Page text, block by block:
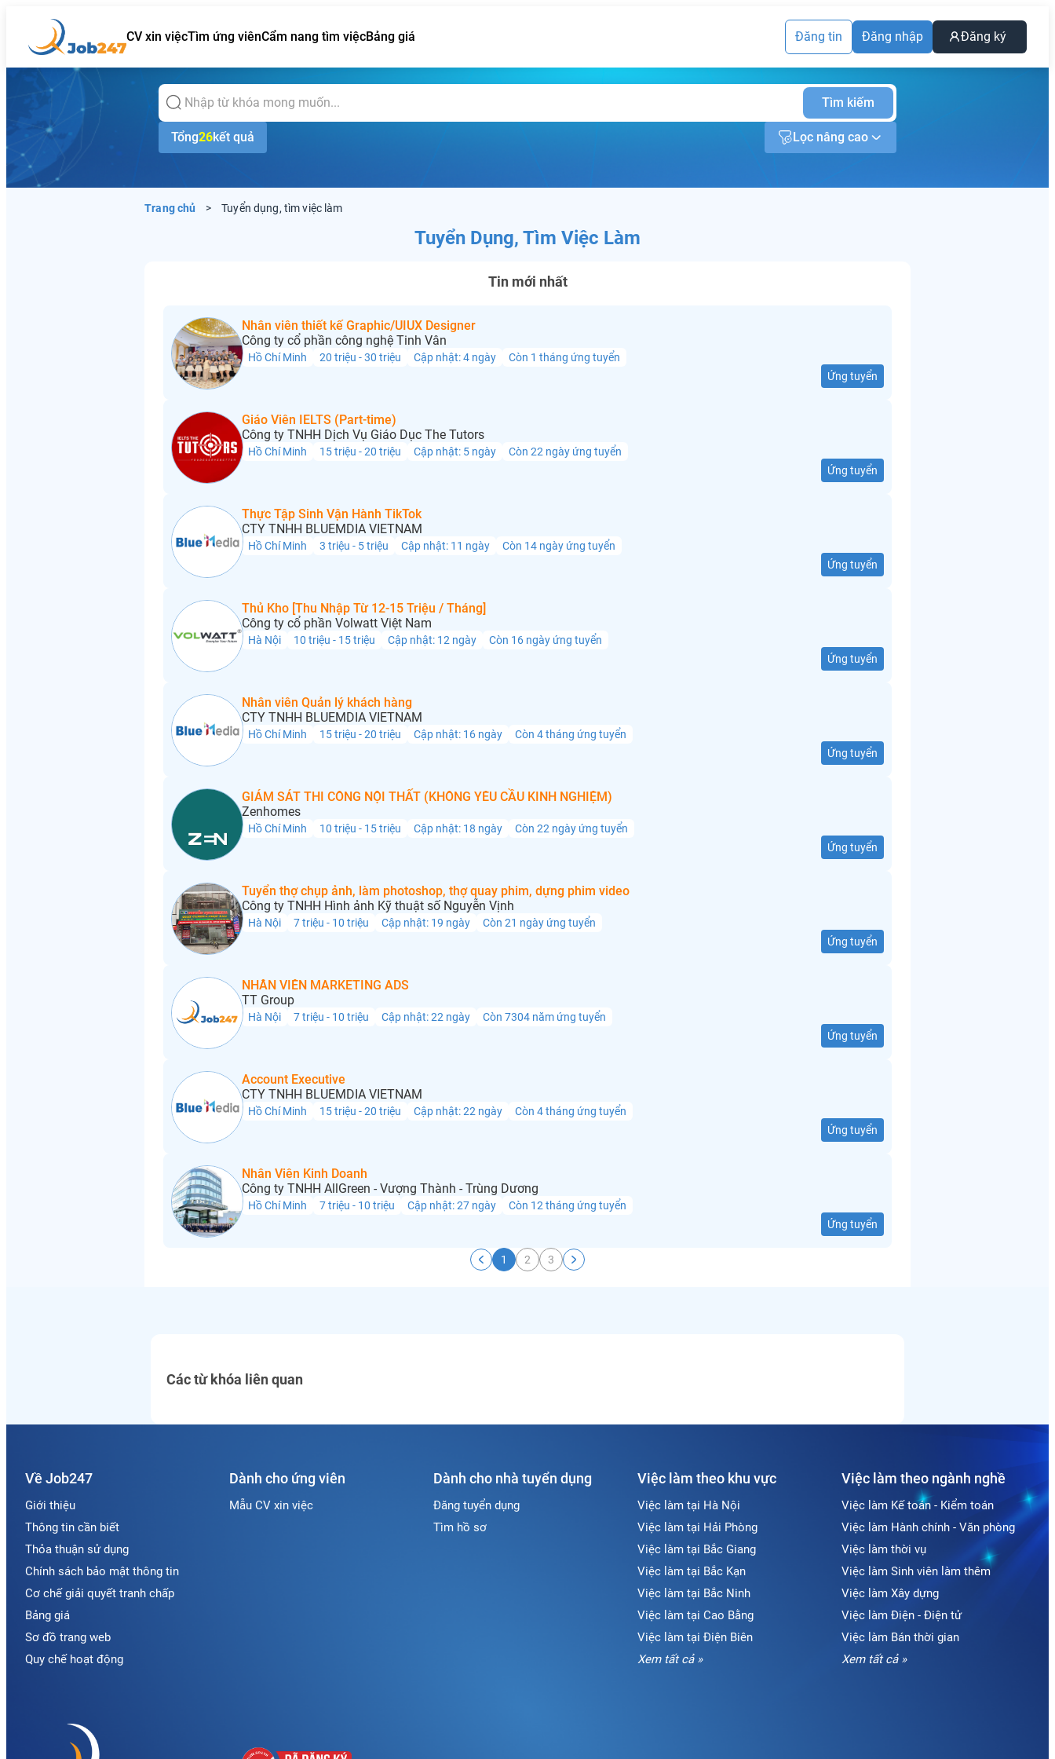
CV xin việcTìm ứng viênCẩm nang tìm việcBảng giá Đăng tin Đăng nhập Đăng ký
Tìm kiếm
Tổng26kết quả Lọc nâng cao
Trang chủ > Tuyển dụng, tìm việc làm
Tuyển Dụng, Tìm Việc Làm
Tin mới nhất
Nhân viên thiết kế Graphic/UIUX Designer
Công ty cổ phần công nghệ Tinh Vân
Hồ Chí Minh 20 triệu - 30 triệu Cập nhật: 4 ngày
Còn 1 tháng ứng tuyển
Ứng tuyển
Giáo Viên IELTS (Part-time)
Công ty TNHH Dịch Vụ Giáo Dục The Tutors
Hồ Chí Minh 15 triệu - 20 triệu Cập nhật: 5 ngày
Còn 22 ngày ứng tuyển
Ứng tuyển
Thực Tập Sinh Vận Hành TikTok
CTY TNHH BLUEMDIA VIETNAM
Hồ Chí Minh 3 triệu - 5 triệu Cập nhật: 11 ngày
Còn 14 ngày ứng tuyển
Ứng tuyển
Thủ Kho [Thu Nhập Từ 12-15 Triệu / Tháng]
Công ty cổ phần Volwatt Việt Nam
Hà Nội 10 triệu - 15 triệu Cập nhật: 12 ngày
Còn 16 ngày ứng tuyển
Ứng tuyển
Nhân viên Quản lý khách hàng
CTY TNHH BLUEMDIA VIETNAM
Hồ Chí Minh 15 triệu - 20 triệu Cập nhật: 16 ngày
Còn 4 tháng ứng tuyển
Ứng tuyển
GIÁM SÁT THI CÔNG NỘI THẤT (KHÔNG YÊU CẦU KINH NGHIỆM)
Zenhomes
Hồ Chí Minh 10 triệu - 15 triệu Cập nhật: 18 ngày
Còn 22 ngày ứng tuyển
Ứng tuyển
Tuyển thợ chụp ảnh, làm photoshop, thợ quay phim, dựng phim video
Công ty TNHH Hình ảnh Kỹ thuật số Nguyễn Vịnh
Hà Nội 7 triệu - 10 triệu Cập nhật: 19 ngày
Còn 21 ngày ứng tuyển
Ứng tuyển
NHÂN VIÊN MARKETING ADS
TT Group
Hà Nội 7 triệu - 10 triệu Cập nhật: 22 ngày
Còn 7304 năm ứng tuyển
Ứng tuyển
Account Executive
CTY TNHH BLUEMDIA VIETNAM
Hồ Chí Minh 15 triệu - 20 triệu Cập nhật: 22 ngày
Còn 4 tháng ứng tuyển
Ứng tuyển
Nhân Viên Kinh Doanh
Công ty TNHH AllGreen - Vượng Thành - Trùng Dương
Hồ Chí Minh 7 triệu - 10 triệu Cập nhật: 27 ngày
Còn 12 tháng ứng tuyển
Ứng tuyển
1 2 3
Các từ khóa liên quan
Về Job247
Giới thiệu
Thông tin cần biết
Thỏa thuận sử dụng
Chính sách bảo mật thông tin
Cơ chế giải quyết tranh chấp
Bảng giá
Sơ đồ trang web
Quy chế hoạt động
Dành cho ứng viên
Mẫu CV xin việc
Dành cho nhà tuyển dụng
Đăng tuyển dụng
Tìm hồ sơ
Việc làm theo khu vực
Việc làm tại Hà Nội
Việc làm tại Hải Phòng
Việc làm tại Bắc Giang
Việc làm tại Bắc Kạn
Việc làm tại Bắc Ninh
Việc làm tại Cao Bằng
Việc làm tại Điện Biên
Xem tất cả »
Việc làm theo ngành nghề
Việc làm Kế toán - Kiểm toán
Việc làm Hành chính - Văn phòng
Việc làm thời vụ
Việc làm Sinh viên làm thêm
Việc làm Xây dựng
Việc làm Điện - Điện tử
Việc làm Bán thời gian
Xem tất cả »